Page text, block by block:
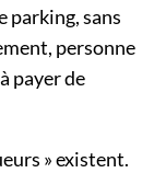
parking, sans
personne
payer de
» existent.